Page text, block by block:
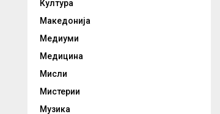
Култура
Македонија
Медиуми
Медицина
Мисли
Мистерии
Музика